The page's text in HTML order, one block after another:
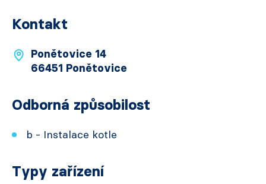
Kontakt
Ponětovice 14
66451 Ponětovice
Odborná způsobilost
b - Instalace kotle
Typy zařízení